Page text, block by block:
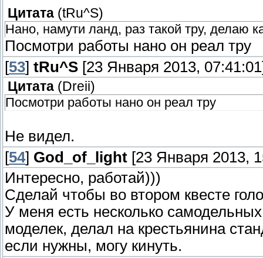
Цитата (tRu^S)
Нано, намути ланд, раз такой тру, делаю
Посмотри работы нано он реал тру
[53] tRu^S [23 Января 2013,
Цитата ( Dreii)
Посмотри работы нано он реал тру
Не видел.
[54] God_of_light [23 Января 2013,
Интересно, работай)))
Сделай чтобы во втором квесте
У меня есть несколько
моделек, делал на крестьянина
если нужны, могу кинуть.